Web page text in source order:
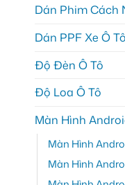
Dán Phim Cách
Dán PPF Xe Ô Tô
Độ Đèn Ô Tô
Độ Loa Ô Tô
Màn Hình
Màn Hình
Màn Hình